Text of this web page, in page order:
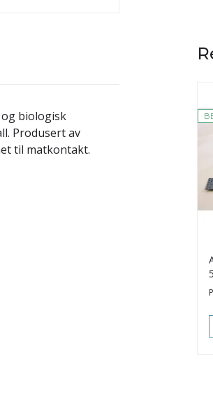
biologisk
Produsert av
til matkontakt.